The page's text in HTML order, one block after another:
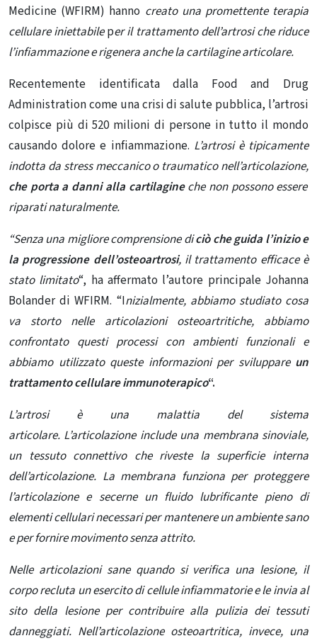
Medicine (WFIRM) hanno creato una promettente terapia
cellulare iniettabileper il trattamento dell’artrosi che riduce
l’infiammazione e rigenera anche la cartilagine articolare.
Recentemente identificata dalla Food and Drug
Administration come una crisi di salute pubblica, l’artrosi
colpisce più di 520 milioni di persone in tutto il mondo
causando dolore e infiammazione. L’artrosi è tipicamente
indotta da stress meccanico o traumatico nell’articolazione,
che porta a dannialla cartilagineche non possono essere
riparati naturalmente.
“Senza una migliore comprensione diciò che guida l’inizio e
la progressione dell’osteoartrosi, il trattamento efficace è
stato limitato“, ha affermato l’autore principale Johanna
Bolander di WFIRM. “Inizialmente, abbiamo studiato cosa
va storto nelle articolazioni osteoartritiche, abbiamo
confrontato questi processi con ambienti funzionali e
abbiamo utilizzato queste informazioni per sviluppare un
trattamento cellulare immunoterapico“.
L’artrosi è una malattia del sistema
articolare. L’articolazione include una membrana sinoviale,
un tessuto connettivo che riveste la superficie interna
dell’articolazione. La membrana funziona per proteggere
l’articolazione e secerne un fluido lubrificante pieno di
elementi cellulari necessari per mantenere un ambiente sano
e per fornire movimento senza attrito.
Nelle articolazioni sane quando si verifica una lesione, il
corpo recluta un esercito di cellule infiammatorie e le invia al
sito della lesione per contribuire alla pulizia dei tessuti
danneggiati. Nell’articolazione osteoartritica, invece, una